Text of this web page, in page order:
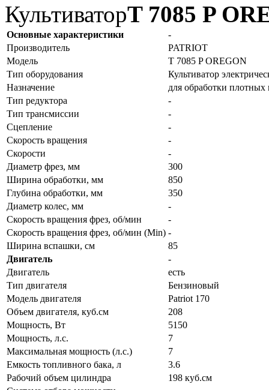
КультиваторT 7085 P
Основные характеристики
-
Производитель
PATRIOT
Модель
T 7085 P OREGON
Тип оборудования
Культиватор
Назначение
для обработки
Тип редуктора
-
Тип трансмиссии
-
Сцепление
-
Скорость вращения
-
Скорости
-
Диаметр фрез, мм
300
Ширина обработки, мм
850
Глубина обработки, мм
350
Диаметр колес, мм
-
Скорость вращения фрез, об/мин
-
Скорость вращения фрез, об/мин (Min) -
Ширина вспашки, см
85
Двигатель
-
Двигатель
есть
Тип двигателя
Бензиновый
Модель двигателя
Patriot 170
Объем двигателя, куб.см
208
Мощность, Вт
5150
Мощность, л.c.
7
Максимальная мощность (л.с.)
7
Емкость топливного бака, л
3.6
Рабочий объем цилиндра
198 куб.см